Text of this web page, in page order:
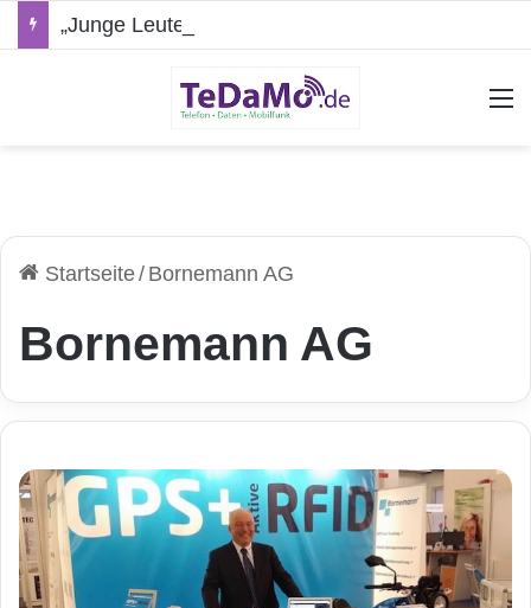
Startseite/ Bornemann AG
Bornemann AG